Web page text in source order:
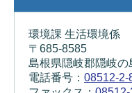
環境課 生活環境係
〒685-8585
島根県隠岐郡隠岐の
電話番号： 08512-2-